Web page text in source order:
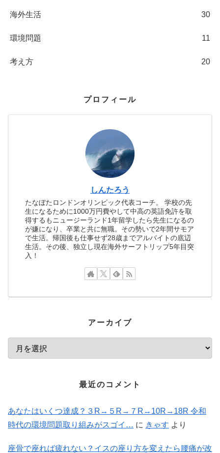
海外生活 30
環境問題 11
考え方 20
プロフィール
しんたろう
たなぼたロンドンオリンピック代表コーチ。 学校の先
生になるために1000万円費やして中高の英語免許を取
得するもニュージーランド1年留学したら先生になるの
が嫌になり、卒業と共に無職。その勢いで2年間サモア
で生活。帰国後も仕事せず28歳までアルバイトの底辺
生活。その後、独立し現在海外サーフトリップ5年目突
入！
アーカイブ
最近のコメント
あなたはいくつ達成？３R→５R→７R→10R→18R 令和
時代の環境問題取り組みがスゴイ… に きゃす より
座骨で座れば疲れない？イスの座り方を変えたら腰痛が改